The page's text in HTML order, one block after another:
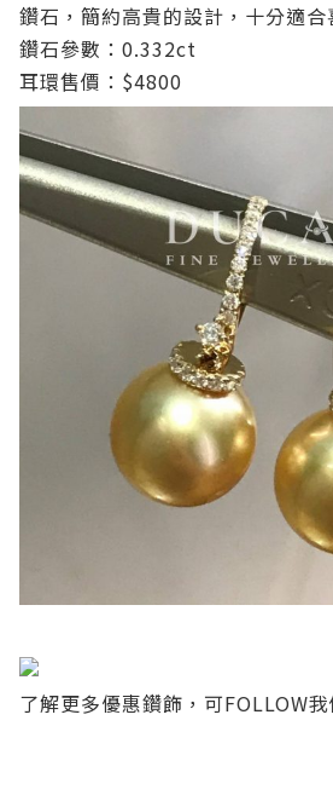
鑽石，簡約高貴的設計，十分適合
鑽石參數：0.332ct
耳環售價：$4800
了解更多優惠鑽飾，可FOLLOW